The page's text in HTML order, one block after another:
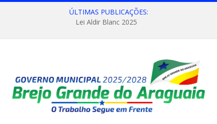
ÚLTIMAS PUBLICAÇÕES:
Lei Aldir Blanc 2025